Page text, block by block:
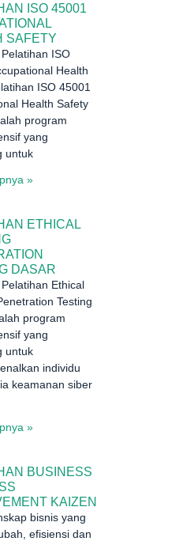
ISO 45001
SAFETY
ISO
Health
ISO 45001
Health Safety
program
yang
untuk
»
ETHICAL
DASAR
Ethical
Testing
program
yang
untuk
individu
keamanan siber
»
BUSINESS
KAIZEN
bisnis yang
efisiensi dan